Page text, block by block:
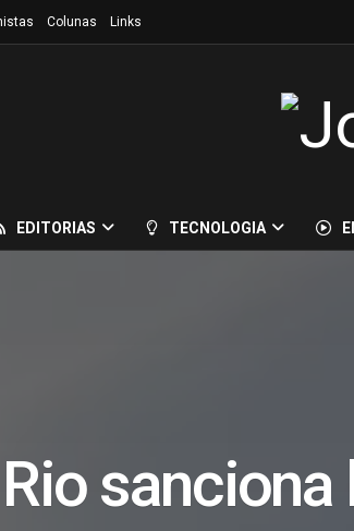
Colunas Links
EDITORIAS TECNOLOGIA
Rio sanciona